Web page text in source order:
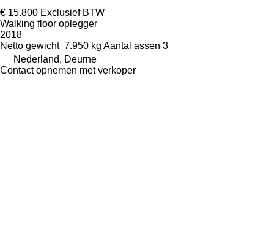
€ 15.800 Exclusief BTW
Walking floor oplegger
2018
Netto gewicht 7.950 kg Aantal assen 3
Nederland, Deurne
Contact opnemen met verkoper